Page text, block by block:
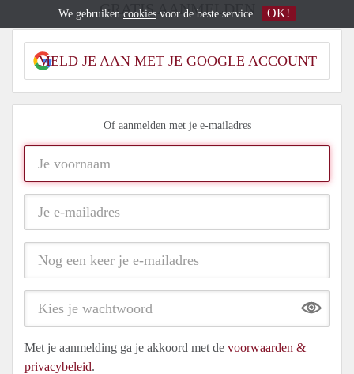
GRATIS AANMELDEN
MELD JE AAN MET JE GOOGLE ACCOUNT
Of aanmelden met je e-mailadres
Show
Met je aanmelding ga je akkoord met de voorwaarden &
privacybeleid.
We gebruiken cookies voor de beste service OK!